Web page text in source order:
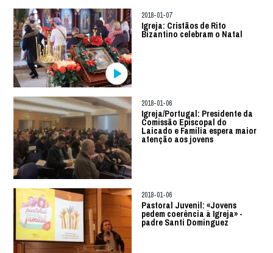
2018-01-07
Igreja: Cristãos de Rito
Bizantino celebram o Natal
2018-01-06
Igreja/Portugal: Presidente da
Comissão Episcopal do
Laicado e Família espera maior
atenção aos jovens
2018-01-06
Pastoral Juvenil: «Jovens
pedem coerência à Igreja» -
padre Santi Dominguez